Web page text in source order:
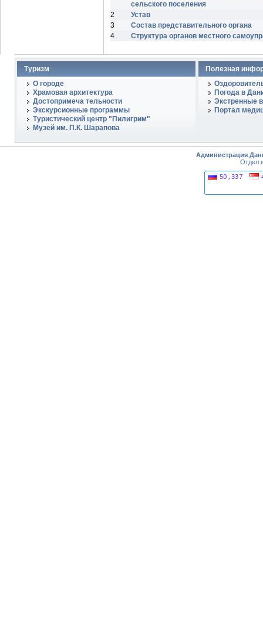
сельского поселения
2
Устав
3
Состав представительного органа
4
Структура органов местного
Туризм
О городе
Храмовая архитектура
Достопримеча тельности
Экскурсионные программы
Туристический центр "Пилигрим"
Музей им. П.К. Шарапова
Полезная
Погода в
Экстренные
Портал
Администрация
Отдел